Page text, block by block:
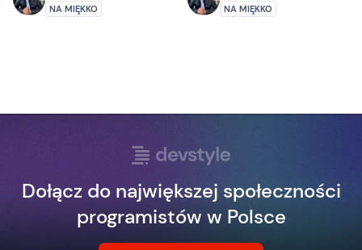
NA MIĘKKO NA MIĘKKO
Dołącz do największej społeczności
programistów w Polsce